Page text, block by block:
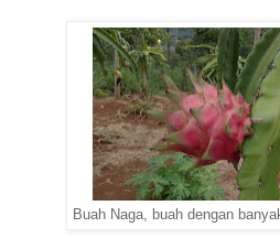
Buah Naga, buah dengan